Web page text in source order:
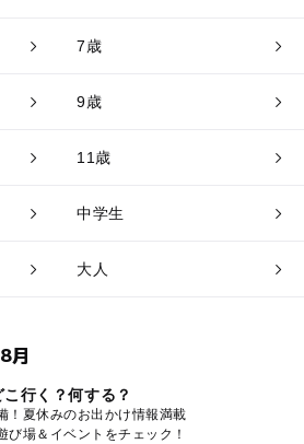
7歳
9歳
11歳
中学生
大人
月
行く？何する？
！夏休みのお出かけ情報満載
び場＆イベントをチェック！